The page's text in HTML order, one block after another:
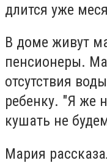
длится уже
В доме живут
пенсионеры.
отсутствия
ребенку. "Я же
кушать не
Мария